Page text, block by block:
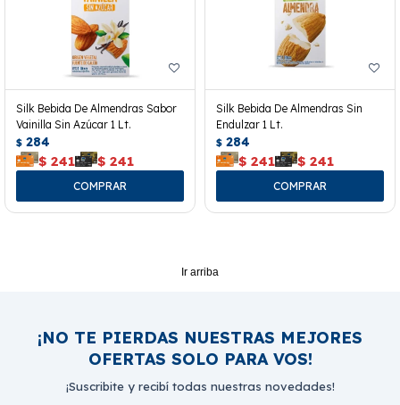
Silk Bebida De Almendras Sabor
Vainilla Sin Azúcar 1 Lt.
$ 284
$ 241 $ 241
Silk Bebida De Almendras Sin
Endulzar 1 Lt.
$ 284
$ 241 $ 241
Ir arriba
¡NO TE PIERDAS NUESTRAS MEJORES
OFERTAS SOLO PARA VOS!
¡Suscribite y recibí todas nuestras novedades!